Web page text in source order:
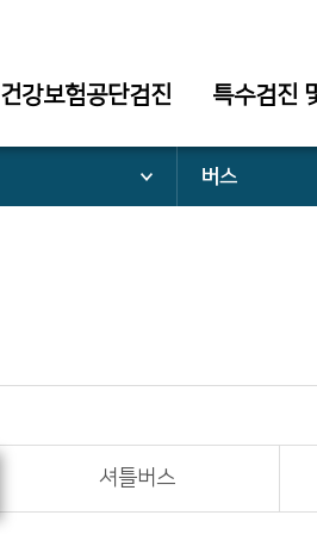
건강보험공단검진 특수검진
버스
셔틀버스